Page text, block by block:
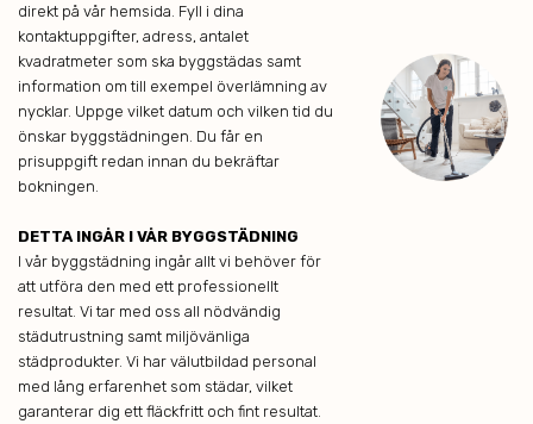
direkt på vår hemsida. Fyll i dina
kontaktuppgifter, adress, antalet
kvadratmeter som ska byggstädas samt
information om till exempel överlämning av
nycklar. Uppge vilket datum och vilken tid du
önskar byggstädningen. Du får en
prisuppgift redan innan du bekräftar
bokningen.
DETTA INGÅR I VÅR BYGGSTÄDNING
I vår byggstädning ingår allt vi behöver för
att utföra den med ett professionellt
resultat. Vi tar med oss all nödvändig
städutrustning samt miljövänliga
städprodukter. Vi har välutbildad personal
med lång erfarenhet som städar, vilket
garanterar dig ett fläckfritt och fint resultat.